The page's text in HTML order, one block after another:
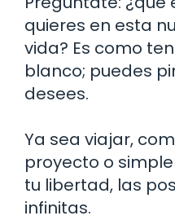
quieres en esta
vida? Es como
blanco; puedes
desees.
Ya sea viajar,
proyecto o
tu libertad, las
infinitas.